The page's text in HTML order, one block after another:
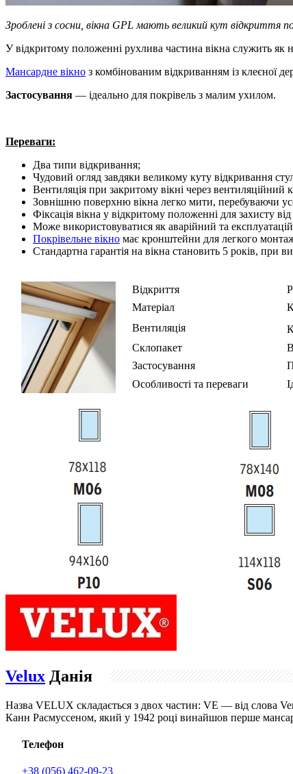
Зроблені з сосни, вікна GPL мають великий кут
У відкритому положенні рухлива частина вікна служить
Мансардне вікно з комбінованим відкриванням із клеєної
Застосування — ідеально для покрівель з малим ухилом.
Переваги:
Два типи відкривання;
Чудовий огляд завдяки великому куту відкривання
Вентиляція при закритому вікні через вентиляційний
Зовнішню поверхню вікна легко мити, перебуваючи
Фіксація вікна у відкритому положенні для захисту
Може використовуватися як аварійний та
Покрівельне вікно має кронштейни для легкого
Стандартна гарантія на вікна становить 5 років, при
Відкриття
Матеріал
Вентиляція
Склопакет
Застосування
Особливості та переваги
Velux Данія
Назва VELUX складається з двох частин: VE — від слова
Канн Расмуссеном, який у 1942 році винайшов перше
Телефон
+38 (056) 462-09-23